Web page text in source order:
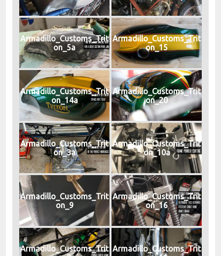
Armadillo_Customs_Trit
on_5a
Armadillo_Customs_Trit
on_15
Armadillo_Customs_Trit
on_14a
Armadillo_Customs_Trit
on_20
Armadillo_Customs_Trit
on_3a
Armadillo_Customs_Trit
on_10a
Armadillo_Customs_Trit
on_9
Armadillo_Customs_Trit
on_16
Armadillo_Customs_Trit Armadillo_Customs_Trit